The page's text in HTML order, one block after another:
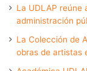
La UDLAP reúne
administración
La Colección de
obras de artistas